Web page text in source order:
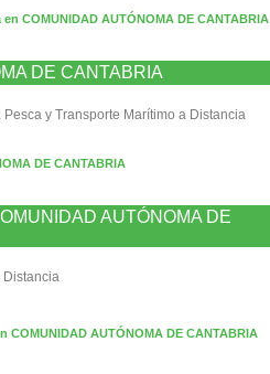
COMUNIDAD AUTÓNOMA DE CANTABRIA
DE CANTABRIA
Pesca y Transporte Marítimo a Distancia
DE CANTABRIA
AUTÓNOMA DE
Distancia
AUTÓNOMA DE CANTABRIA